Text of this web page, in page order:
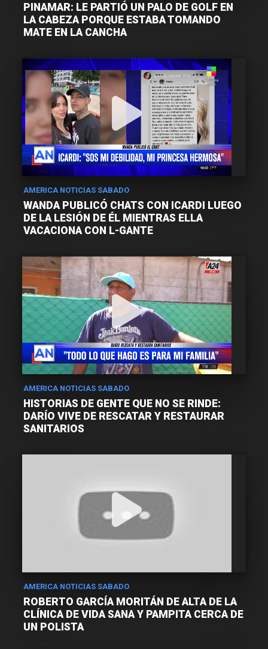
PINAMAR: LE PARTIÓ UN PALO DE GOLF EN
LA CABEZA PORQUE ESTABA TOMANDO
MATE EN LA CANCHA
AMERICA NOTICIAS SABADO
WANDA PUBLICÓ CHATS CON ICARDI LUEGO
DE LA LESIÓN DE ÉL MIENTRAS ELLA
VACACIONA CON L-GANTE
AMERICA NOTICIAS SABADO
HISTORIAS DE GENTE QUE NO SE RINDE:
DARÍO VIVE DE RESCATAR Y RESTAURAR
SANITARIOS
AMERICA NOTICIAS SABADO
ROBERTO GARCÍA MORITÁN DE ALTA DE LA
CLÍNICA DE VIDA SANA Y PAMPITA CERCA DE
UN POLISTA